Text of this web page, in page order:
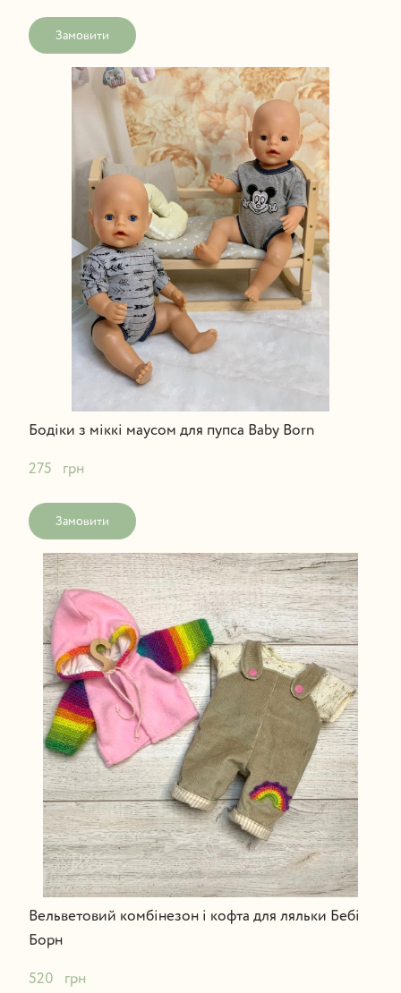
Замовити
Бодіки з міккі маусом для пупса Baby Born
275   грн
Замовити
Вельветовий комбінезон і кофта для ляльки Бебі
Борн
520   грн